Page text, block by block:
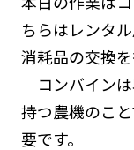
ちらはレンタ
消耗品の交換を
コンバイン
持つ農機のこ
要です。